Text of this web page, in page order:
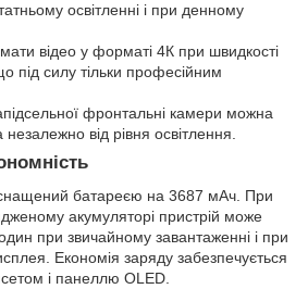
освітленні і при денному
відео у форматі 4К при швидкості
під силу тільки професійним
фронтальні камери можна
від рівня освітлення.
батареєю на 3687 мАч. При
акумуляторі пристрій може
при звичайному завантаженні і при
Економія заряду забезпечується
і панеллю OLED.